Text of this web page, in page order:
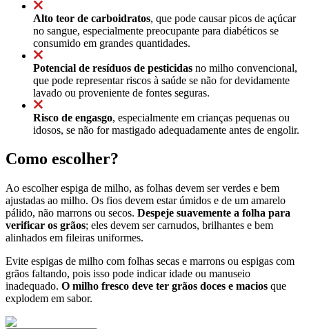
Alto teor de carboidratos, que pode causar picos de açúcar
no sangue, especialmente preocupante para diabéticos se
consumido em grandes quantidades.
Potencial de resíduos de pesticidas no milho convencional,
que pode representar riscos à saúde se não for devidamente
lavado ou proveniente de fontes seguras.
Risco de engasgo, especialmente em crianças pequenas ou
idosos, se não for mastigado adequadamente antes de engolir.
Como escolher?
Ao escolher espiga de milho, as folhas devem ser verdes e bem
ajustadas ao milho. Os fios devem estar úmidos e de um amarelo
pálido, não marrons ou secos. Despeje suavemente a folha para
verificar os grãos; eles devem ser carnudos, brilhantes e bem
alinhados em fileiras uniformes.
Evite espigas de milho com folhas secas e marrons ou espigas com
grãos faltando, pois isso pode indicar idade ou manuseio
inadequado. O milho fresco deve ter grãos doces e macios que
explodem em sabor.